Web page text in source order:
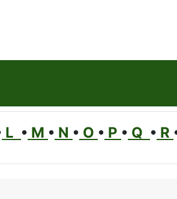
L • M • N • O • P • Q • R